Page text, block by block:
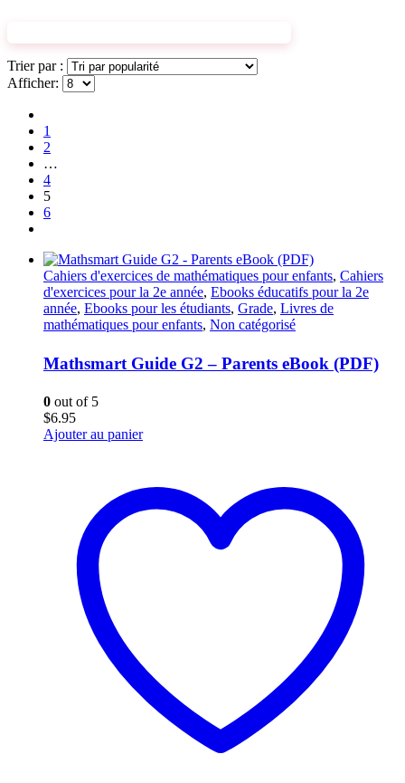
Trier par :
Afficher:
1
2
…
4
5
6
Cahiers d'exercices de mathématiques pour enfants, Cahiers
d'exercices pour la 2e année, Ebooks éducatifs pour la 2e
année, Ebooks pour les étudiants, Grade, Livres de
mathématiques pour enfants, Non catégorisé
Mathsmart Guide G2 – Parents eBook (PDF)
0 out of 5
$6.95
Ajouter au panier